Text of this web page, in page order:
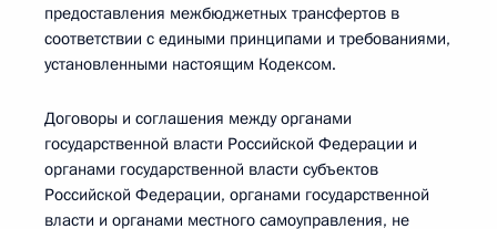
предоставления межбюджетных трансфертов в
соответствии с едиными принципами и требованиями,
установленными настоящим Кодексом.
Договоры и соглашения между органами
государственной власти Российской Федерации и
органами государственной власти субъектов
Российской Федерации, органами государственной
власти и органами местного самоуправления, не